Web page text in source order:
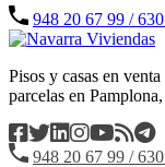
948 20 67 99 /
Pisos y casas en
parcelas en
948 20 67 99 /